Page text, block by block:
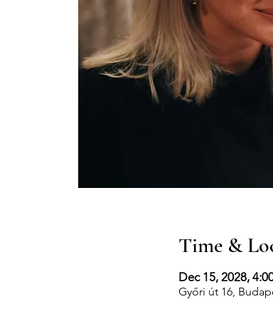
Time &
Dec 15, 2028,
Győri út 16,